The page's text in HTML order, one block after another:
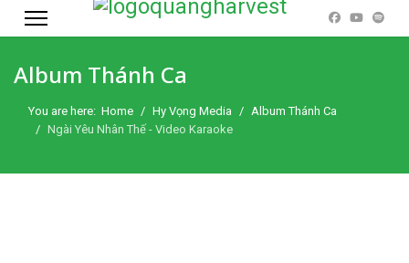
Album Thánh Ca
You are here: Home Hy Vọng Media
Album Thánh Ca
Ngài Yêu Nhân Thế - Video Karaoke